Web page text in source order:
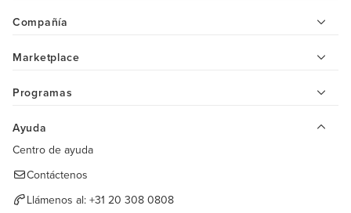
Compañía
Marketplace
Programas
Ayuda
Centro de ayuda
Contáctenos
Llámenos al: +31 20 308 0808